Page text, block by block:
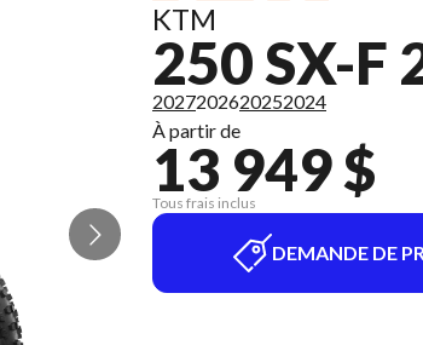
KTM
250 SX-F
2027202620252024
À partir de
13 949 $
Tous frais inclus
DEMANDE DE